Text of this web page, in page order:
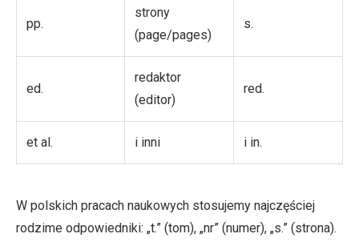
pp.
strony
(page/pages)
s.
ed.
redaktor
(editor)
red.
et al. i inni i in.
W polskich pracach naukowych stosujemy najczęściej
rodzime odpowiedniki: „t.” (tom), „nr” (numer), „s.” (strona).